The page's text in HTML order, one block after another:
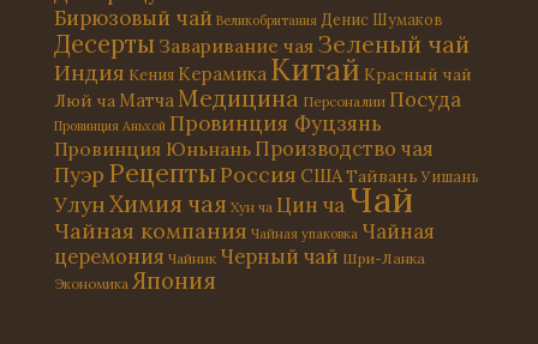
Бирюзовый чай Великобритания Денис Шумаков
Десерты Заваривание чая Зеленый чай
Индия Кения Керамика Китай Красный чай
Люй ча МатчаМедицина Персоналии Посуда
Провинция Аньхой Провинция Фуцзянь
Провинция Юньнань Производство чая
Пуэр РецептыРоссия СШАТайвань Уишань
УлунХимия чая Хун ча Цин чаЧай
Чайная компания Чайная упаковка Чайная
церемония Чайник Черный чай Шри-Ланка
Экономика Япония